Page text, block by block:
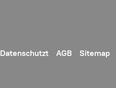
Datenschutzt AGB Sitemap